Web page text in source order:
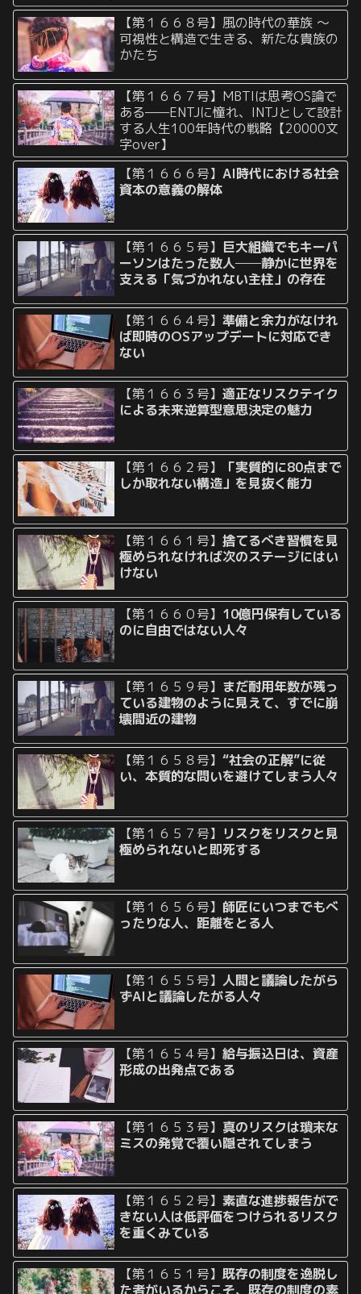
【第１６６８号】風の時代の華族 〜
可視性と構造で生きる、新たな貴族の
かたち
【第１６６７号】MBTIは思考OS論で
ある——ENTJに憧れ、INTJとして設計
する人生100年時代の戦略【20000文
字over】
【第１６６６号】AI時代における社会
資本の意義の解体
【第１６６５号】 巨大組織でもキーパ
ーソンはたった数人──静かに世界を
支える「気づかれない主柱」の存在
【第１６６４号】準備と余力がなけれ
ば即時のOSアップデートに対応でき
ない
【第１６６３号】適正なリスクテイク
による未来逆算型意思決定の魅力
【第１６６２号】
「実質的に80点まで
しか取れない構造」を見抜く能力
【第１６６１号】捨てるべき習慣を見
極められなければ次のステージにはい
けない
【第１６６０号】 10億円保有している
のに自由ではない人々
【第１６５９号】 まだ耐用年数が残っ
ている建物のように見えて、すでに崩
壊間近の建物
【第１６５８号】“社会の正解”に従
い、本質的な問いを避けてしまう人々
【第１６５７号】 リスクをリスクと見
極められないと即死する
【第１６５６号】 師匠にいつまでもべ
ったりな人、距離をとる人
【第１６５５号】人間と議論したがら
ずAIと議論したがる人々
【第１６５４号】給与振込日は、資産
形成の出発点である
【第１６５３号】 真のリスクは瑣末な
ミスの発覚で覆い隠されてしまう
【第１６５２号】素直な進捗報告がで
きない人は低評価をつけられるリスク
を重くみている
【第１６５１号】既存の制度を逸脱し
た者がいるからこそ、既存の制度の素